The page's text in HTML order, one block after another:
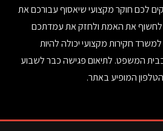
לכם חוקר מקצועי שיאסוף עבורכם את
את האמת ולחזק את עמדתכם
חקירות מקצועי יכולה להיות
המשפט. לתיאום פגישה כבר לשבוע
המופיע באתר.